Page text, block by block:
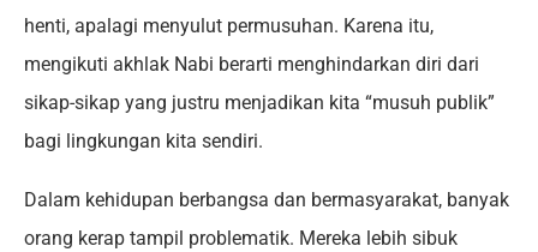
henti, apalagi menyulut permusuhan. Karena itu,
mengikuti akhlak Nabi berarti menghindarkan diri dari
sikap-sikap yang justru menjadikan kita “musuh publik”
bagi lingkungan kita sendiri.
Dalam kehidupan berbangsa dan bermasyarakat, banyak
orang kerap tampil problematik. Mereka lebih sibuk